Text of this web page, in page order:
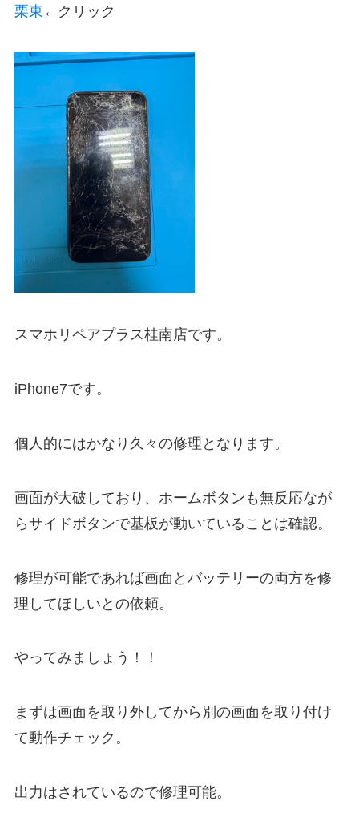
栗東 ←クリック
スマホリペアプラス桂南店です。
iPhone7です。
個人的にはかなり久々の修理となります。
画面が大破しており、ホームボタンも無反応なが
らサイドボタンで基板が動いていることは確認。
修理が可能であれば画面とバッテリーの両方を修
理してほしいとの依頼。
やってみましょう！！
まずは画面を取り外してから別の画面を取り付け
て動作チェック。
出力はされているので修理可能。